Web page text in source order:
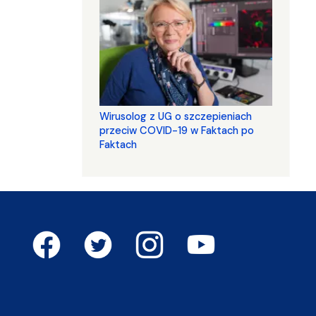
Wirusolog z UG o szczepieniach
przeciw COVID-19 w Faktach po
Faktach